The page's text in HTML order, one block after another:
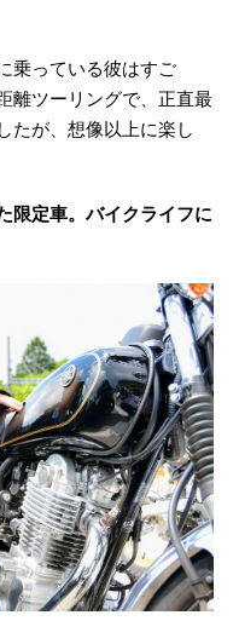
乗っている彼はすご
ツーリングで、正直最
たが、想像以上に楽し
限定車。バイクライフに